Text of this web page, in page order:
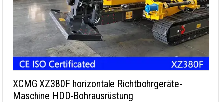
XCMG XZ380F horizontale Richtbohrgeräte-
Maschine HDD-Bohrausrüstung